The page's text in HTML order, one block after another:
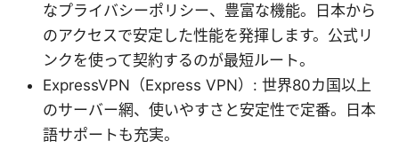
なプライバシーポリシー、豊富な機能。日本から
のアクセスで安定した性能を発揮します。公式リ
ンクを使って契約するのが最短ルート。
ExpressVPN（Express VPN）: 世界80カ国以上
のサーバー網、使いやすさと安定性で定番。日本
語サポートも充実。